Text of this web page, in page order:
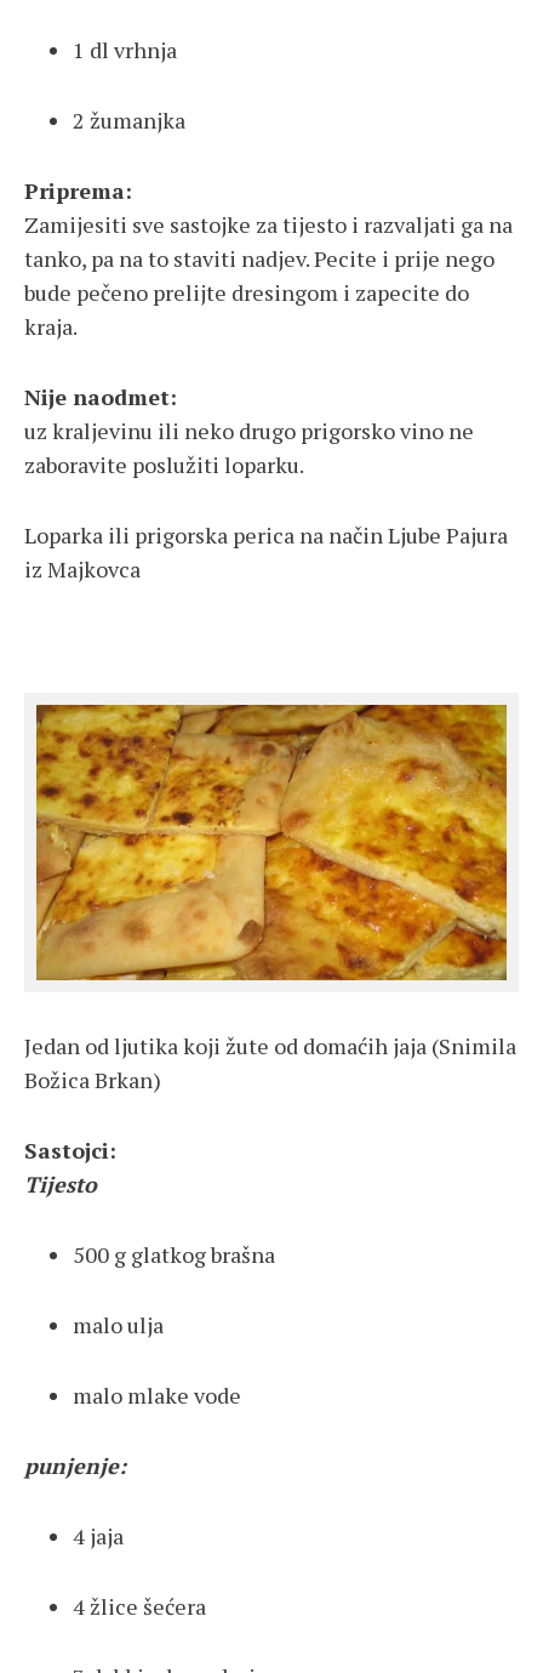
1 dl vrhnja
2 žumanjka
Priprema:
Zamijesiti sve sastojke za tijesto i razvaljati ga na
tanko, pa na to staviti nadjev. Pecite i prije nego
bude pečeno prelijte dresingom i zapecite do
kraja.
Nije naodmet:
uz kraljevinu ili neko drugo prigorsko vino ne
zaboravite poslužiti loparku.
Loparka ili prigorska perica na način Ljube Pajura
iz Majkovca
Jedan od ljutika koji žute od domaćih jaja (Snimila
Božica Brkan)
Sastojci:
Tijesto
500 g glatkog brašna
malo ulja
malo mlake vode
punjenje:
4 jaja
4 žlice šećera